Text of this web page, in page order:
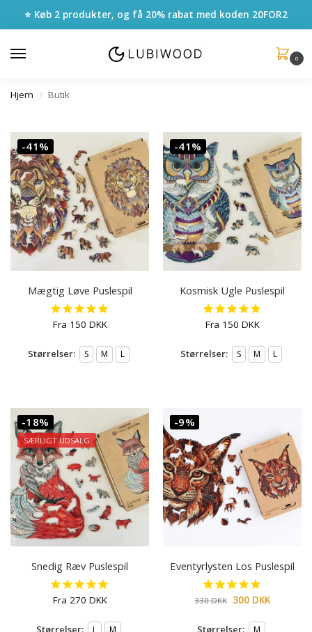
⭐ Køb 2 produkter, og få 20% rabat med koden 20FOR2
0
Hjem / Butik
-41%
Mægtig Løve Puslespil
Fra 150 DKK
Størrelser: S M L
-41%
Kosmisk Ugle Puslespil
Fra 150 DKK
Størrelser: S M L
-18%
SÆRLIGT UDSALG
Snedig Ræv Puslespil
Fra 270 DKK
Størrelser: L M
-9%
Eventyrlysten Los Puslespil
330DKK 300 DKK
Størrelser: M